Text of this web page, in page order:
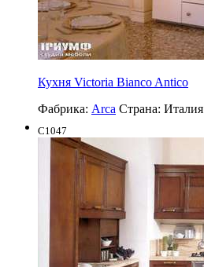
Кухня Victoria Bianco Antico
Фабрика: Arca Страна: Италия
C1047